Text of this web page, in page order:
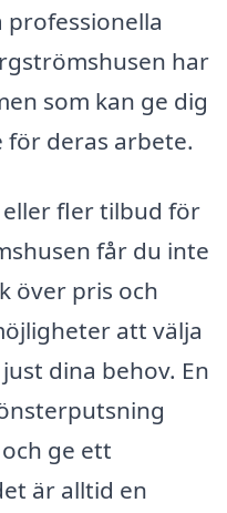
professionella
har
som kan ge dig
deras arbete.
fler tilbud för
får du inte
över pris och
att välja
dina behov. En
ge ett
är alltid en